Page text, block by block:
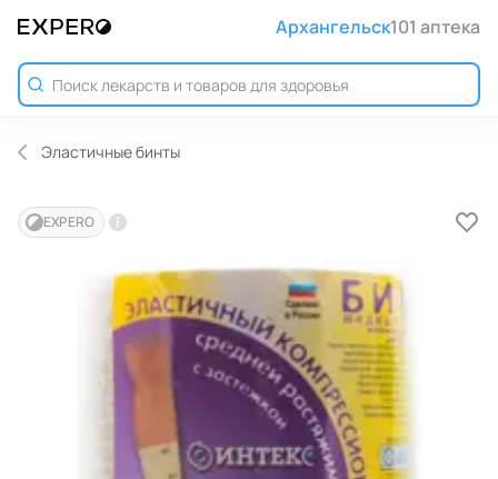
Архангельск101 аптека
Эластичные бинты
EXPERO